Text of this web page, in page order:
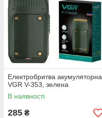
Електробритва акумуляторна
VGR V-353, зелена
В наявності
285 ₴